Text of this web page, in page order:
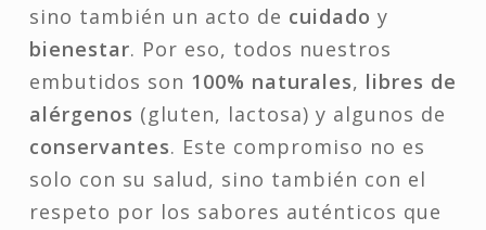
sino también un acto de cuidado y
bienestar. Por eso, todos nuestros
embutidos son 100% naturales, libres de
alérgenos (gluten, lactosa) y algunos de
conservantes. Este compromiso no es
solo con su salud, sino también con el
respeto por los sabores auténticos que